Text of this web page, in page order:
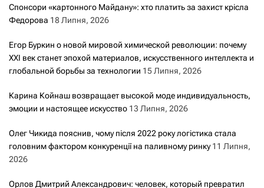
Спонсори «картонного Майдану»: хто платить за захист крісла
Федорова 18 Липня, 2026
Егор Буркин о новой мировой химической революции: почему
XXI век станет эпохой материалов, искусственного интеллекта и
глобальной борьбы за технологии 15 Липня, 2026
Карина Койнаш возвращает высокой моде индивидуальность,
эмоции и настоящее искусство 13 Липня, 2026
Олег Чикида пояснив, чому після 2022 року логістика стала
головним фактором конкуренції на паливному ринку 11 Липня,
2026
Орлов Дмитрий Александрович: человек, который превратил